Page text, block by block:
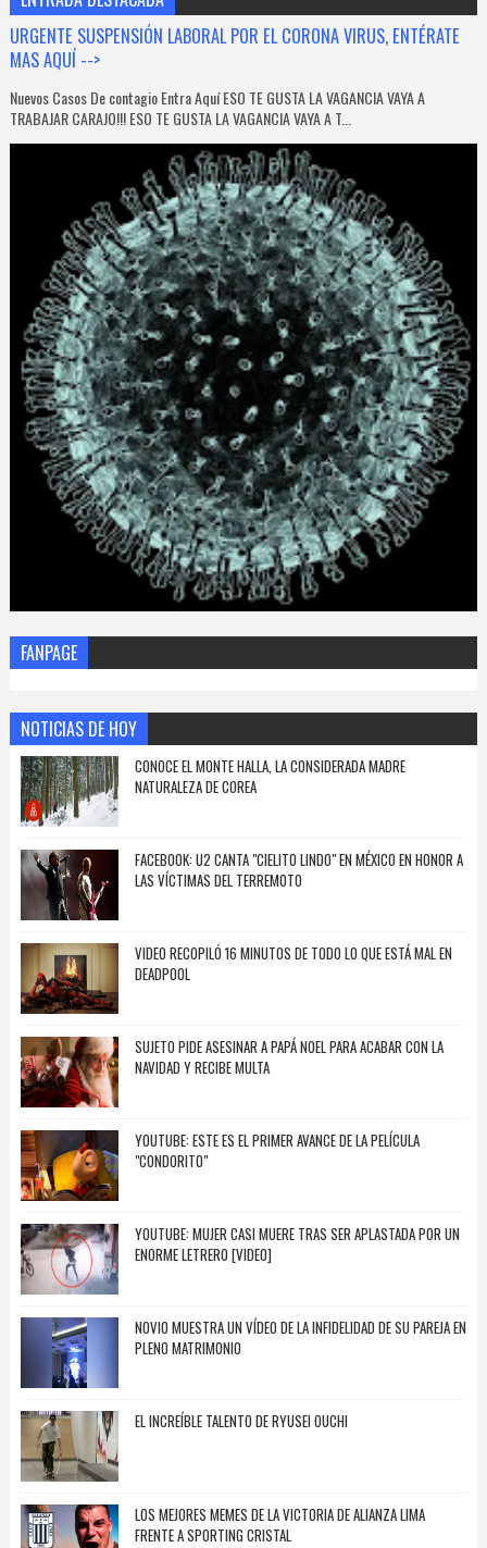
URGENTE SUSPENSIÓN LABORAL POR EL CORONA VIRUS, ENTÉRATE
MAS AQUÍ -->
Nuevos Casos De contagio Entra Aquí ESO TE GUSTA LA VAGANCIA VAYA A
TRABAJAR CARAJO!!! ESO TE GUSTA LA VAGANCIA VAYA A T...
FANPAGE
NOTICIAS DE HOY
CONOCE EL MONTE HALLA, LA CONSIDERADA MADRE
NATURALEZA DE COREA
FACEBOOK: U2 CANTA "CIELITO LINDO" EN MÉXICO EN HONOR A
LAS VÍCTIMAS DEL TERREMOTO
VIDEO RECOPILÓ 16 MINUTOS DE TODO LO QUE ESTÁ MAL EN
DEADPOOL
SUJETO PIDE ASESINAR A PAPÁ NOEL PARA ACABAR CON LA
NAVIDAD Y RECIBE MULTA
YOUTUBE: ESTE ES EL PRIMER AVANCE DE LA PELÍCULA
"CONDORITO"
YOUTUBE: MUJER CASI MUERE TRAS SER APLASTADA POR UN
ENORME LETRERO [VIDEO]
NOVIO MUESTRA UN VÍDEO DE LA INFIDELIDAD DE SU PAREJA EN
PLENO MATRIMONIO
EL INCREÍBLE TALENTO DE RYUSEI OUCHI
LOS MEJORES MEMES DE LA VICTORIA DE ALIANZA LIMA
FRENTE A SPORTING CRISTAL